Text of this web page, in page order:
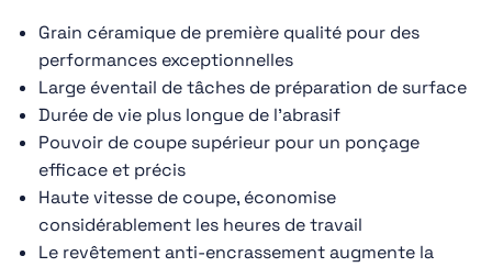
Grain céramique de première qualité pour des
performances exceptionnelles
Large éventail de tâches de préparation de surface
Durée de vie plus longue de l’abrasif
Pouvoir de coupe supérieur pour un ponçage
efficace et précis
Haute vitesse de coupe, économise
considérablement les heures de travail
Le revêtement anti-encrassement augmente la